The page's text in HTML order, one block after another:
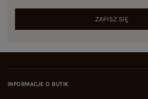
ZAPISZ SIĘ
INFORMACJE O BUTIK